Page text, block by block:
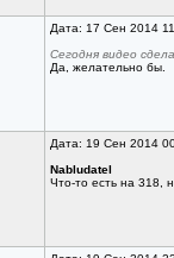
Дата: 17 Сен 2014
Сегодня видео
Да, желательно бы.
Дата: 19 Сен 2014
Nabludatel
Что-то есть на 318,